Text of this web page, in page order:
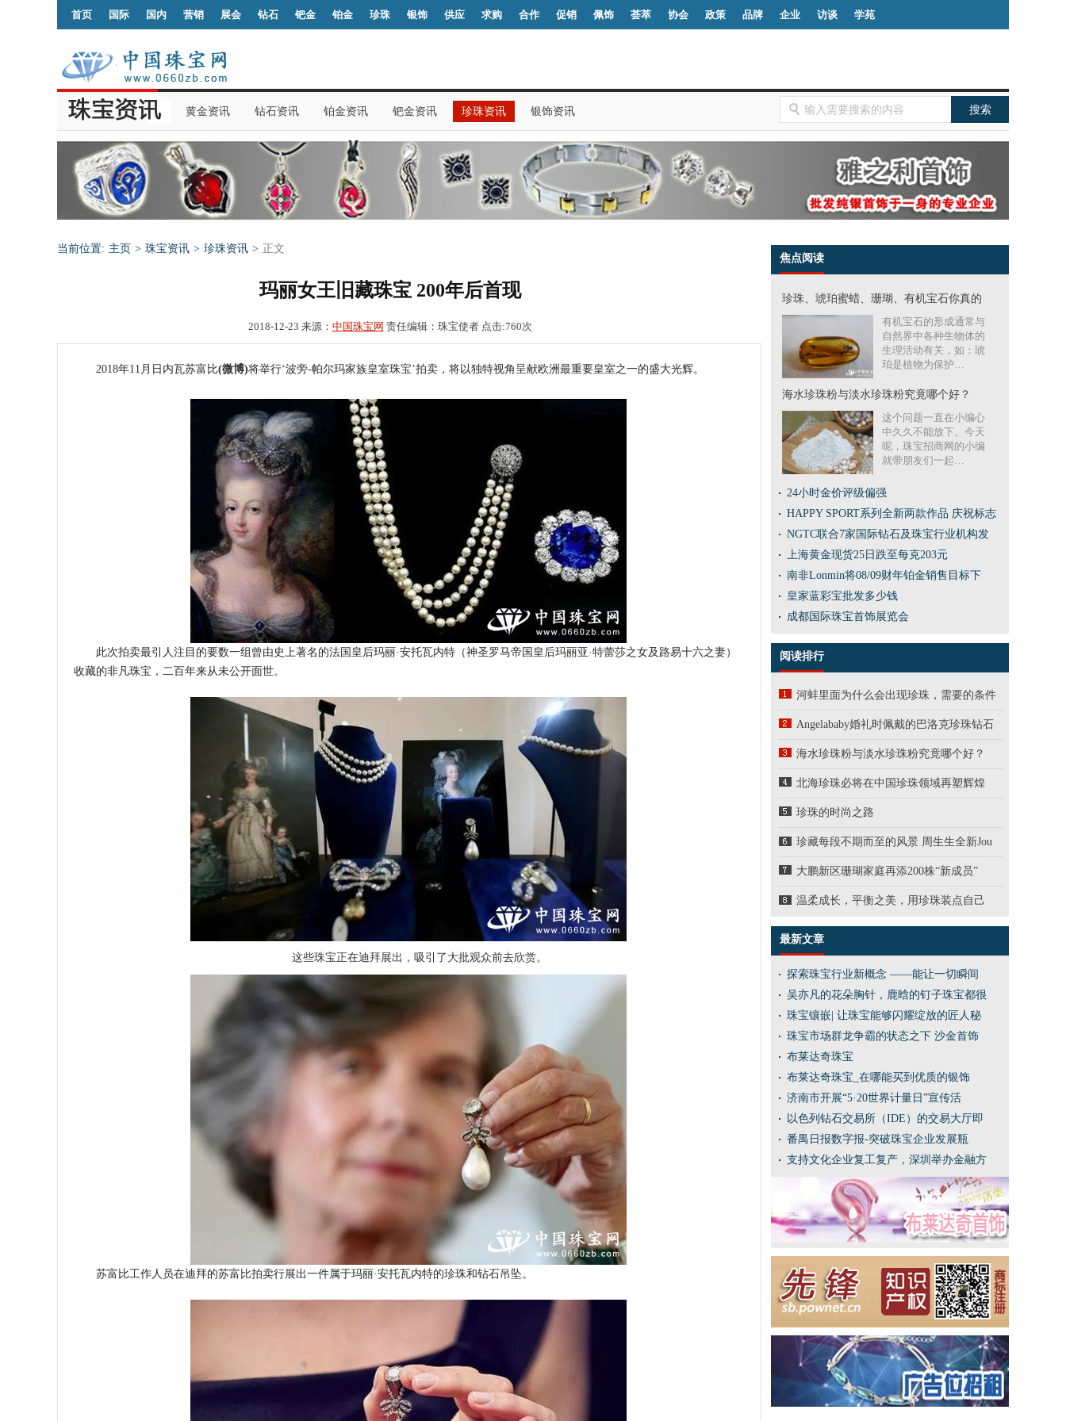
首页 国际 国内 营销 展会 钻石 钯金 铂金 珍珠 银饰 供应 求购 合作 促销 佩饰 荟萃 协会 政策 品牌 企业 访谈 学苑
黄金资讯 钻石资讯 铂金资讯 钯金资讯 珍珠资讯 银饰资讯
当前位置: 主页 > 珠宝资讯 > 珍珠资讯 > 正文
玛丽女王旧藏珠宝 200年后首现
2018-12-23 来源： 中国珠宝网 责任编辑：珠宝使者 点击:760次
2018年11月日内瓦苏富比(微博)将举行‘波旁-帕尔玛家族皇室珠宝’拍卖，将以独特视角呈献欧洲最重要皇室之一的盛大光辉。
此次拍卖最引人注目的要数一组曾由史上著名的法国皇后玛丽·安托瓦内特（神圣罗马帝国皇后玛丽亚·特蕾莎之女及路易十六之妻）
收藏的非凡珠宝，二百年来从未公开面世。
这些珠宝正在迪拜展出，吸引了大批观众前去欣赏。
苏富比工作人员在迪拜的苏富比拍卖行展出一件属于玛丽·安托瓦内特的珍珠和钻石吊坠。
焦点阅读
珍珠、琥珀蜜蜡、珊瑚、有机宝石你真的
有机宝石的形成通常与
自然界中各种生物体的
生理活动有关，如：琥
珀是植物为保护…
海水珍珠粉与淡水珍珠粉究竟哪个好？
这个问题一直在小编心
中久久不能放下。今天
呢，珠宝招商网的小编
就带朋友们一起…
24小时金价评级偏强
HAPPY SPORT系列全新两款作品 庆祝标志
NGTC联合7家国际钻石及珠宝行业机构发
上海黄金现货25日跌至每克203元
南非Lonmin将08/09财年铂金销售目标下
皇家蓝彩宝批发多少钱
成都国际珠宝首饰展览会
阅读排行
河蚌里面为什么会出现珍珠，需要的条件
Angelababy婚礼时佩戴的巴洛克珍珠钻石
海水珍珠粉与淡水珍珠粉究竟哪个好？
北海珍珠必将在中国珍珠领域再塑辉煌
珍珠的时尚之路
珍藏每段不期而至的风景 周生生全新Jou
大鹏新区珊瑚家庭再添200株“新成员”
温柔成长，平衡之美，用珍珠装点自己
最新文章
探索珠宝行业新概念 ——能让一切瞬间
吴亦凡的花朵胸针，鹿晗的钉子珠宝都很
珠宝镶嵌| 让珠宝能够闪耀绽放的匠人秘
珠宝市场群龙争霸的状态之下 沙金首饰
布莱达奇珠宝
布莱达奇珠宝_在哪能买到优质的银饰
济南市开展“5·20世界计量日”宣传活
以色列钻石交易所（IDE）的交易大厅即
番禺日报数字报-突破珠宝企业发展瓶
支持文化企业复工复产，深圳举办金融方